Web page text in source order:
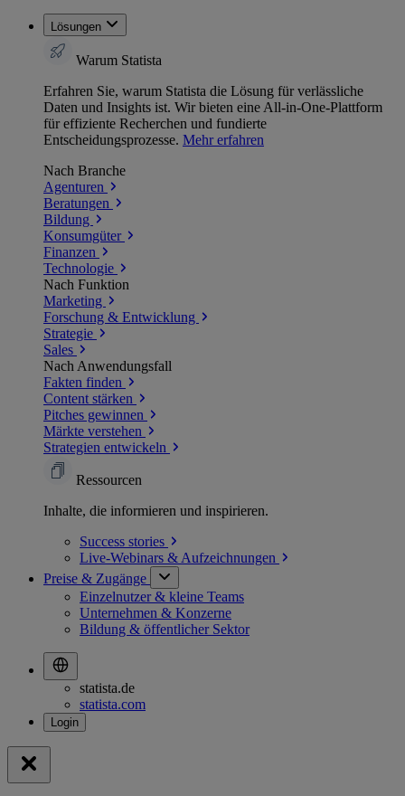
Lösungen
Warum Statista
Erfahren Sie, warum Statista die Lösung für verlässliche
Daten und Insights ist. Wir bieten eine All-in-One-Plattform
für effiziente Recherchen und fundierte
Entscheidungsprozesse. Mehr erfahren
Nach Branche
Agenturen
Beratungen
Bildung
Konsumgüter
Finanzen
Technologie
Nach Funktion
Marketing
Forschung & Entwicklung
Strategie
Sales
Nach Anwendungsfall
Fakten finden
Content stärken
Pitches gewinnen
Märkte verstehen
Strategien entwickeln
Ressourcen
Inhalte, die informieren und inspirieren.
Success stories
Live-Webinars & Aufzeichnungen
Preise & Zugänge
Einzelnutzer & kleine Teams
Unternehmen & Konzerne
Bildung & öffentlicher Sektor
statista.de
statista.com